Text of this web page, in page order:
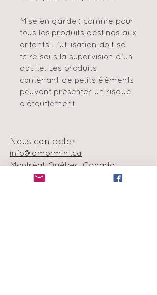
Mise en garde : comme pour
tous les produits destinés aux
enfants, L'utilisation doit se
faire sous la supervision d'un
adulte. Les produits
contenant de petits éléments
peuvent présenter un risque
d'étouffement
Nous contacter
info@amormini.ca
Montréal, Québec, Canada